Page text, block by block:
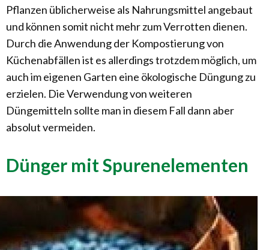
Pflanzen üblicherweise als Nahrungsmittel angebaut
und können somit nicht mehr zum Verrotten dienen.
Durch die Anwendung der Kompostierung von
Küchenabfällen ist es allerdings trotzdem möglich, um
auch im eigenen Garten eine ökologische Düngung zu
erzielen. Die Verwendung von weiteren
Düngemitteln sollte man in diesem Fall dann aber
absolut vermeiden.
Dünger mit Spurenelementen